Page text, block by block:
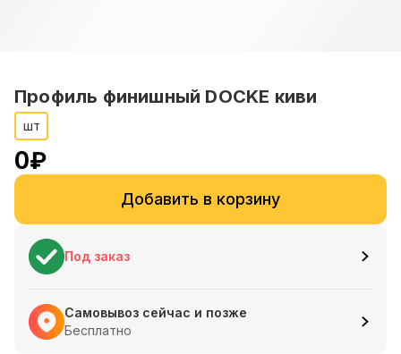
Профиль финишный DOCKE киви
шт
0₽
Добавить в корзину
Под заказ
Самовывоз сейчас и позже
Бесплатно